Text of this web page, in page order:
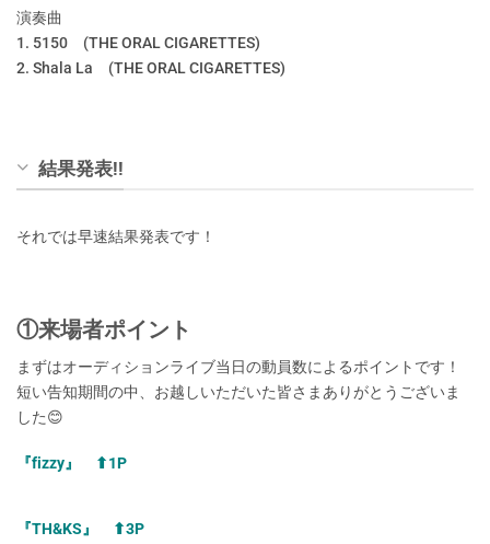
演奏曲
1. 5150 (THE ORAL CIGARETTES)
2. Shala La (THE ORAL CIGARETTES)
結果発表!!
それでは早速結果発表です！
①来場者ポイント
まずはオーディションライブ当日の動員数によるポイントです！
短い告知期間の中、お越しいただいた皆さまありがとうございま
した😊
『fizzy』 ⬆︎1P
『TH&KS』 ⬆︎3P